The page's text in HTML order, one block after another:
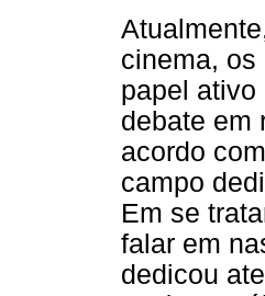
cinema, os
papel ativo
debate em
acordo
campo
Em se
falar em
dedicou